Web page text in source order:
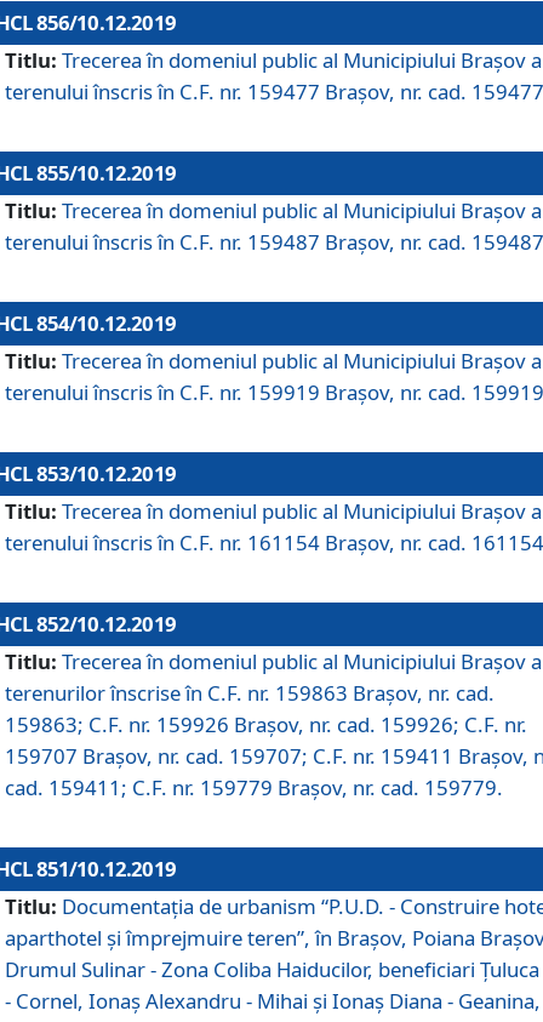
856/10.12.2019
Titlu: Trecerea în domeniul public al Municipiului Braşov a
terenului înscris în C.F. nr. 159477 Brașov, nr. cad.
855/10.12.2019
Titlu: Trecerea în domeniul public al Municipiului Braşov a
terenului înscris în C.F. nr. 159487 Brașov, nr. cad.
854/10.12.2019
Titlu: Trecerea în domeniul public al Municipiului Braşov a
terenului înscris în C.F. nr. 159919 Brașov, nr. cad.
853/10.12.2019
Titlu: Trecerea în domeniul public al Municipiului Braşov a
terenului înscris în C.F. nr. 161154 Brașov, nr. cad.
852/10.12.2019
Titlu: Trecerea în domeniul public al Municipiului Braşov a
terenurilor înscrise în C.F. nr. 159863 Brașov, nr. cad.
159863; C.F. nr. 159926 Brașov, nr. cad. 159926; C.F. nr.
159707 Brașov, nr. cad. 159707; C.F. nr. 159411 Brașov,
cad. 159411; C.F. nr. 159779 Brașov, nr. cad. 159779.
851/10.12.2019
Titlu: Documentaţia de urbanism “P.U.D. - Construire
aparthotel şi împrejmuire teren”, în Braşov, Poiana
Drumul Sulinar - Zona Coliba Haiducilor, beneficiari
- Cornel, Ionaş Alexandru - Mihai şi Ionaş Diana - Geanina,